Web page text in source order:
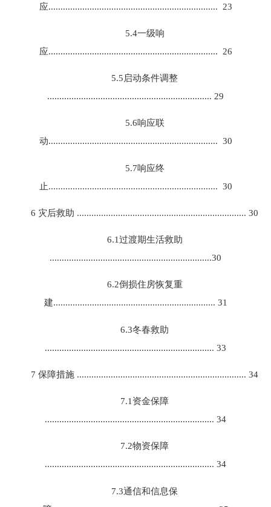
应...................................................................... 23
5.4一级响
应...................................................................... 26
5.5启动条件调整
.................................................................... 29
5.6响应联
动...................................................................... 30
5.7响应终
止...................................................................... 30
6 灾后救助 ...................................................................... 30
6.1过渡期生活救助
...................................................................30
6.2倒损住房恢复重
建................................................................... 31
6.3冬春救助
...................................................................... 33
7 保障措施 ...................................................................... 34
7.1资金保障
...................................................................... 34
7.2物资保障
...................................................................... 34
7.3通信和信息保